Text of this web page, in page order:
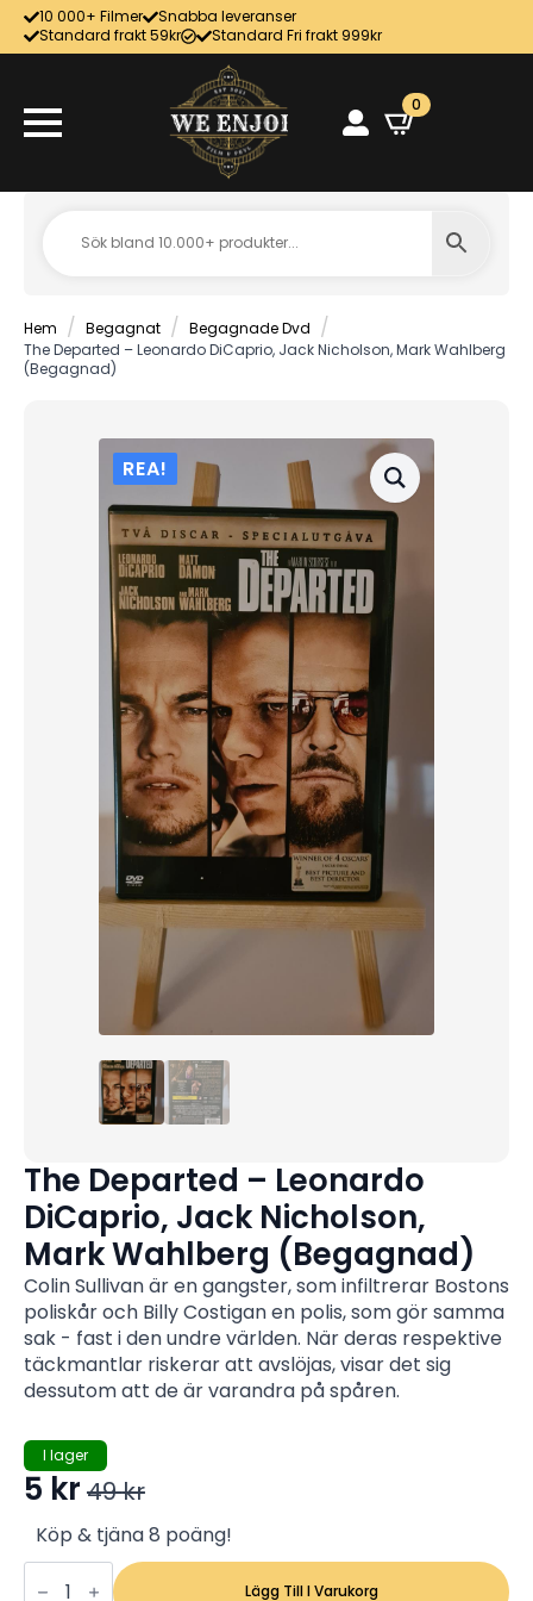
10 000+ Filmer
Snabba leveranser
Standard frakt 59kr
Standard Fri frakt 999kr
0
Hem Begagnat
Begagnade Dvd
The Departed – Leonardo DiCaprio, Jack Nicholson, Mark Wahlberg
(Begagnad)
REA!
The Departed – Leonardo
DiCaprio, Jack Nicholson,
Mark Wahlberg (Begagnad)
Colin Sullivan är en gangster, som infiltrerar Bostons
poliskår och Billy Costigan en polis, som gör samma
sak - fast i den undre världen. När deras respektive
täckmantlar riskerar att avslöjas, visar det sig
dessutom att de är varandra på spåren.
I lager
49kr
Det
ursprungliga
priset
5 kr
Det
nuvarande
priset
Köp & tjäna 8 poäng!
The
Departed Lägg Till I Varukorg